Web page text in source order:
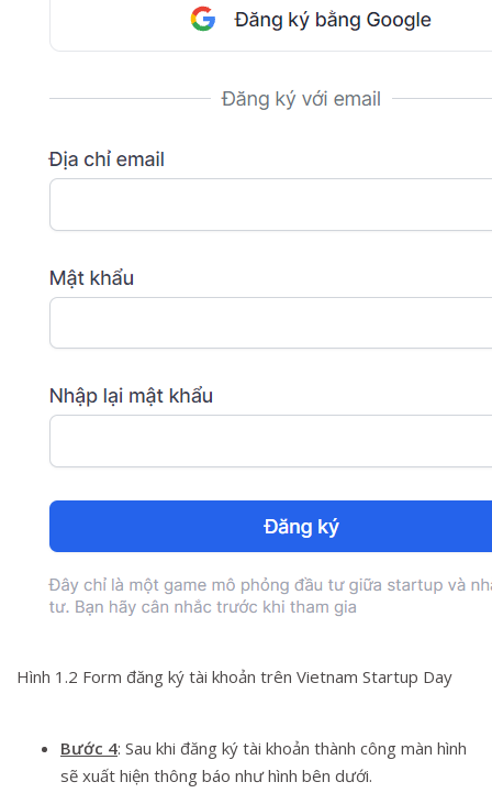
Hình 1.2 Form đăng ký tài khoản trên Vietnam Startup Day
Bước 4: Sau khi đăng ký tài khoản thành công màn hình
sẽ xuất hiện thông báo như hình bên dưới.